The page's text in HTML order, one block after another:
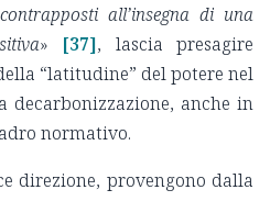
all’insegna di una
» [37], lascia presagire
“latitudine” del potere nel
decarbonizzazione, anche in
normativo.
direzione, provengono dalla